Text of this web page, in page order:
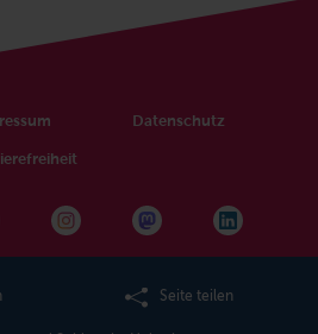
Datenschutz
Seite teilen